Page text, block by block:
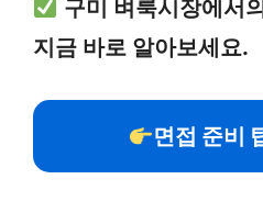
구미 벼룩시장에서
지금 바로 알아보세요.
면접 준비